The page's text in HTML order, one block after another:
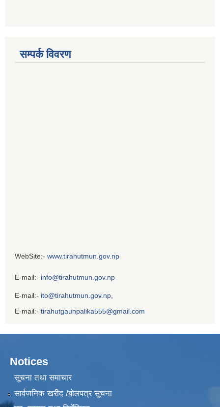
सम्पर्क विवरण
WebSite:- www.tirahutmun.gov.np
E-mail:- info@tirahutmun.gov.np
E-mail:- ito@tirahutmun.gov.np
E-mail:- tirahutgaunpalika555@gmail.com
Notices
सूचना तथा समाचार
सार्वजनिक खरीद /बोलपत्र सूचना